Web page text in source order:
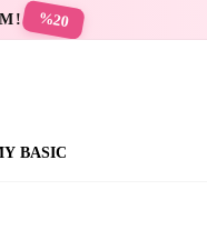
%20
BASIC